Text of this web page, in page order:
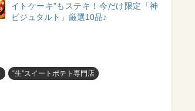
イトケーキ”もステキ！今だけ限定「神
ビジュタルト」厳選10品♪
“生”スイートポテト専門店